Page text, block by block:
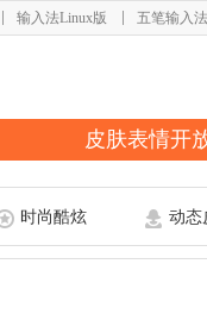
输入法Linux版 五笔输入法
皮肤表情开
时尚酷炫 动态